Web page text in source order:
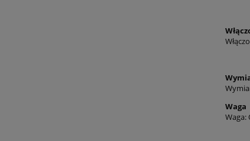
Waga
Waga: